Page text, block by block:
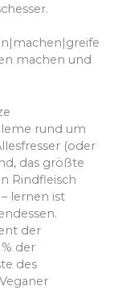
machen und
rund um
(oder
das größte
Rindfleisch
lernen ist
der
der
des